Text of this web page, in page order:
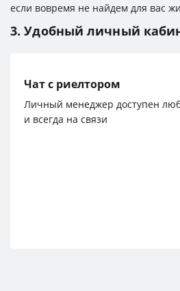
если вовремя не найдем для вас
3. Удобный личный
Чат с риелтором
Личный менеджер доступен
и всегда на связи